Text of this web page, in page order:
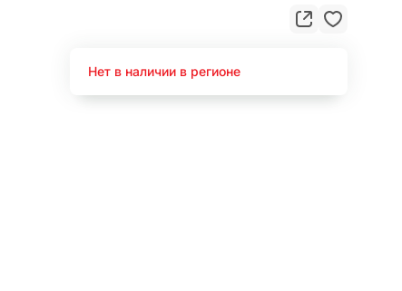
Нет в наличии в регионе